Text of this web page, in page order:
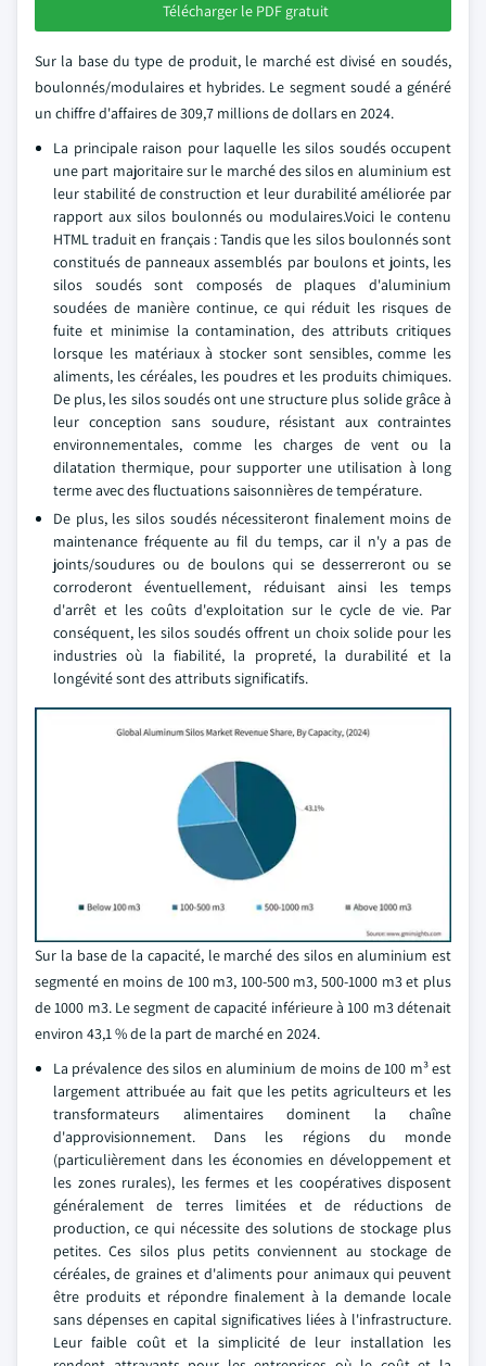
Télécharger le PDF gratuit
Sur la base du type de produit, le marché est divisé en soudés,
boulonnés/modulaires et hybrides. Le segment soudé a généré
un chiffre d'affaires de 309,7 millions de dollars en 2024.
La principale raison pour laquelle les silos soudés occupent
une part majoritaire sur le marché des silos en aluminium est
leur stabilité de construction et leur durabilité améliorée par
rapport aux silos boulonnés ou modulaires.Voici le contenu
HTML traduit en français : Tandis que les silos boulonnés sont
constitués de panneaux assemblés par boulons et joints, les
silos soudés sont composés de plaques d'aluminium
soudées de manière continue, ce qui réduit les risques de
fuite et minimise la contamination, des attributs critiques
lorsque les matériaux à stocker sont sensibles, comme les
aliments, les céréales, les poudres et les produits chimiques.
De plus, les silos soudés ont une structure plus solide grâce à
leur conception sans soudure, résistant aux contraintes
environnementales, comme les charges de vent ou la
dilatation thermique, pour supporter une utilisation à long
terme avec des fluctuations saisonnières de température.
De plus, les silos soudés nécessiteront finalement moins de
maintenance fréquente au fil du temps, car il n'y a pas de
joints/soudures ou de boulons qui se desserreront ou se
corroderont éventuellement, réduisant ainsi les temps
d'arrêt et les coûts d'exploitation sur le cycle de vie. Par
conséquent, les silos soudés offrent un choix solide pour les
industries où la fiabilité, la propreté, la durabilité et la
longévité sont des attributs significatifs.
Sur la base de la capacité, le marché des silos en aluminium est
segmenté en moins de 100 m3, 100-500 m3, 500-1000 m3 et plus
de 1000 m3. Le segment de capacité inférieure à 100 m3 détenait
environ 43,1 % de la part de marché en 2024.
La prévalence des silos en aluminium de moins de 100 m³ est
largement attribuée au fait que les petits agriculteurs et les
transformateurs alimentaires dominent la chaîne
d'approvisionnement. Dans les régions du monde
(particulièrement dans les économies en développement et
les zones rurales), les fermes et les coopératives disposent
généralement de terres limitées et de réductions de
production, ce qui nécessite des solutions de stockage plus
petites. Ces silos plus petits conviennent au stockage de
céréales, de graines et d'aliments pour animaux qui peuvent
être produits et répondre finalement à la demande locale
sans dépenses en capital significatives liées à l'infrastructure.
Leur faible coût et la simplicité de leur installation les